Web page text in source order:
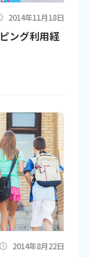
2014年11月18日
ング利用経
2014年8月22日